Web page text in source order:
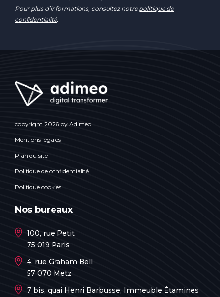
Pour plus d’informations, consultez notre politique de
confidentialité.
copyright 2026 by Adimeo
Mentions légales
Plan du site
Politique de confidentialité
Politique cookies
Nos bureaux
100, rue Petit
75 019 Paris
4, rue Graham Bell
57 070 Metz
7 bis, quai Henri Barbusse, Immeuble Étamines